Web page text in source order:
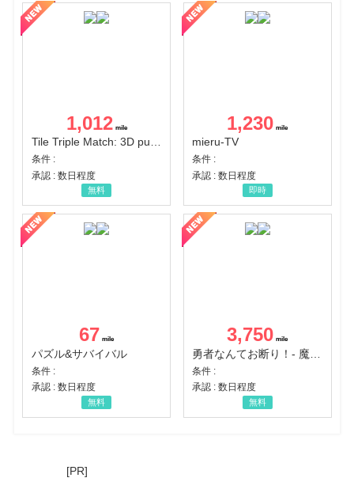
1,012
Tile Triple Match: 3D puzzle
条件 :
承認 : 数日程度
無料
1,230
mieru-TV
条件 :
承認 : 数日程度
即時
67
パズル&サバイバル
条件 :
承認 : 数日程度
無料
3,750
条件 :
承認 : 数日程度
無料
[PR]